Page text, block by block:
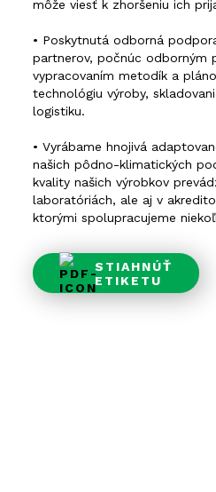
môže viesť k zhoršeniu ich
• Poskytnutá odborná
partnerov, počnúc odborným
vypracovaním metodík a
technológiu výroby,
logistiku.
• Vyrábame hnojivá
našich pôdno-klimatických
kvality našich výrobkov
laboratóriách, ale aj v
ktorými spolupracujeme
STIAHNÚŤ
ETIKETU